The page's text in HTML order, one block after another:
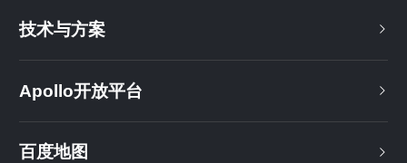
技术与方案
Apollo开放平台
百度地图